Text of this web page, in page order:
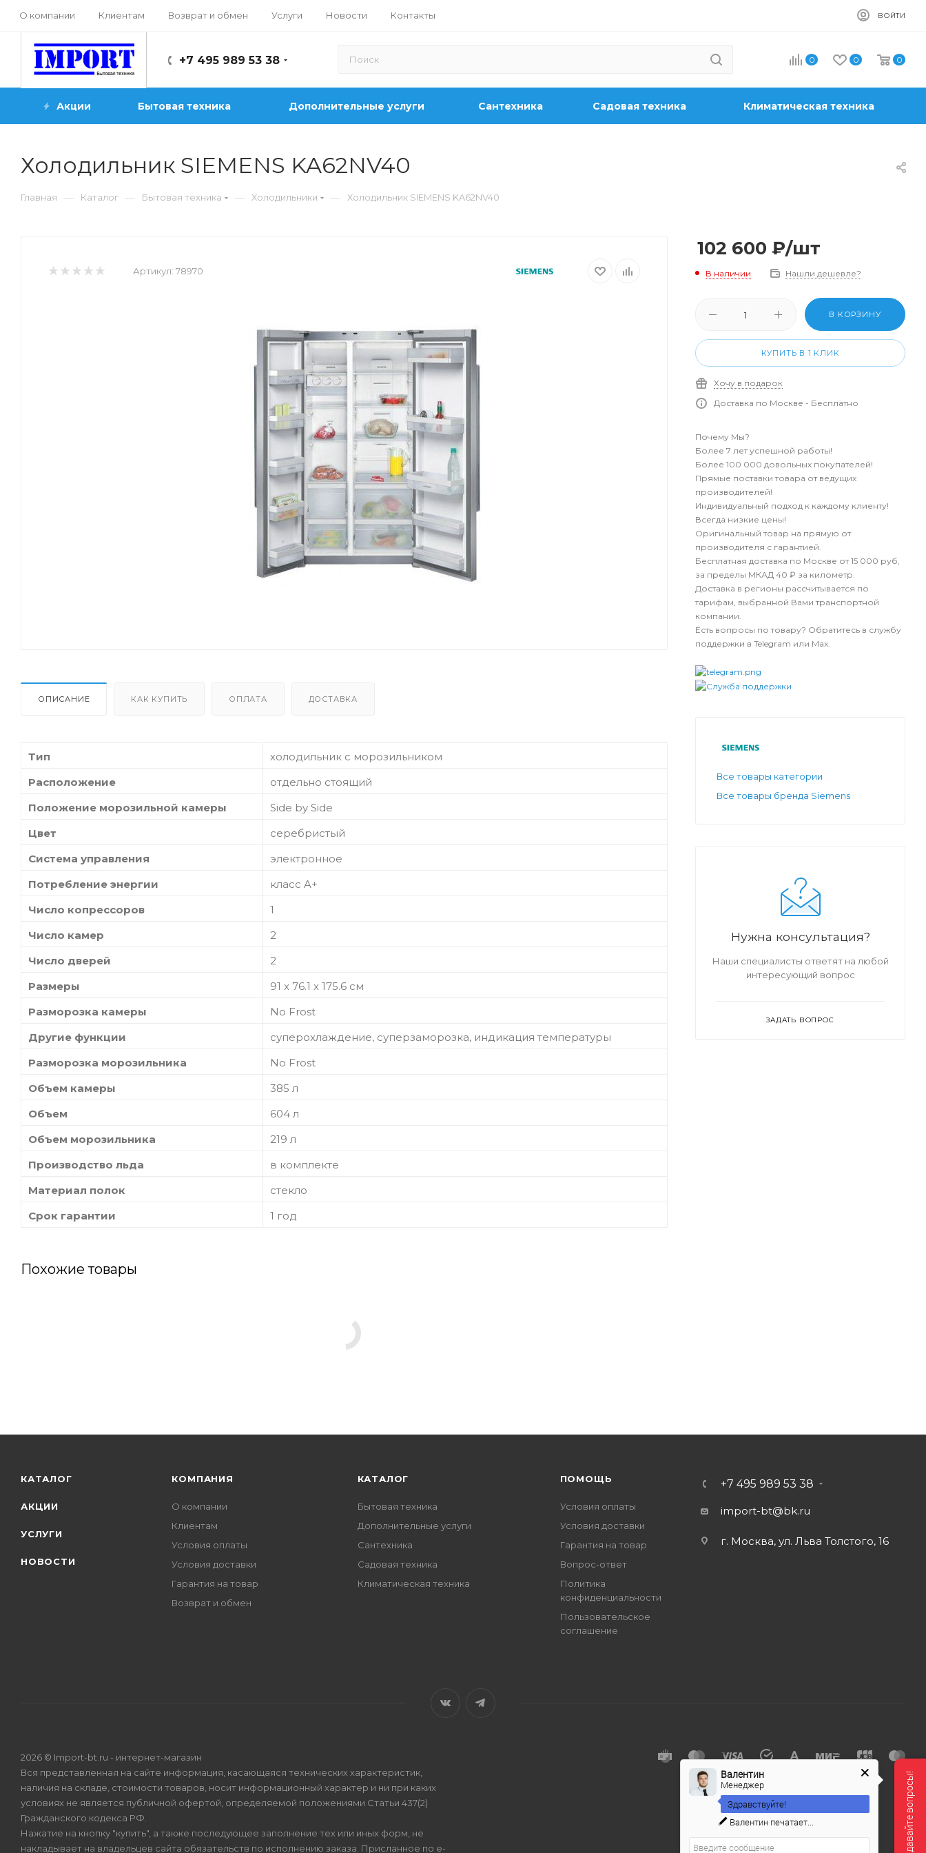
О компании Клиентам Возврат и обмен Услуги Новости Контакты ВОЙТИ
+7 495 989 53 38 0 0 0
Акции Бытовая техника Дополнительные услуги Сантехника Садовая техника Климатическая техника
Холодильник SIEMENS KA62NV40
Главная — Каталог — Бытовая техника — Холодильники — Холодильник SIEMENS KA62NV40
Артикул: 78970
ОПИСАНИЕ КАК КУПИТЬ ОПЛАТА ДОСТАВКА
Тип
холодильник с морозильником
Расположение
отдельно стоящий
Положение морозильной камеры
Side by Side
Цвет
серебристый
Система управления
электронное
Потребление энергии
класс A+
Число копрессоров
1
Число камер
2
Число дверей
2
Размеры
91 x 76.1 x 175.6 см
Разморозка камеры
No Frost
Другие функции
суперохлаждение, суперзаморозка, индикация температуры
Разморозка морозильника
No Frost
Объем камеры
385 л
Объем
604 л
Объем морозильника
219 л
Производство льда
в комплекте
Материал полок
стекло
Срок гарантии
1 год
Похожие товары
102 600 ₽/шт
В наличии Нашли дешевле?
В КОРЗИНУ
КУПИТЬ В 1 КЛИК
Хочу в подарок
Доставка по Москве - Бесплатно
Почему Мы?
Более 7 лет успешной работы!
Более 100 000 довольных покупателей!
Прямые поставки товара от ведущих
производителей!
Индивидуальный подход к каждому клиенту!
Всегда низкие цены!
Оригинальный товар на прямую от
производителя с гарантией.
Бесплатная доставка по Москве от 15 000 руб,
за пределы МКАД 40 ₽ за километр.
Доставка в регионы рассчитывается по
тарифам, выбранной Вами транспортной
компании.
Есть вопросы по товару? Обратитесь в службу
поддержки в Telegram или Max.
Все товары категории
Все товары бренда Siemens
Нужна консультация?
Наши специалисты ответят на любой
интересующий вопрос
ЗАДАТЬ ВОПРОС
КАТАЛОГ
АКЦИИ
УСЛУГИ
НОВОСТИ
КОМПАНИЯ
О компании
Клиентам
Условия оплаты
Условия доставки
Гарантия на товар
Возврат и обмен
КАТАЛОГ
Бытовая техника
Дополнительные услуги
Сантехника
Садовая техника
Климатическая техника
ПОМОЩЬ
Условия оплаты
Условия доставки
Гарантия на товар
Вопрос-ответ
Политика
конфиденциальности
Пользовательское
соглашение
+7 495 989 53 38
import-bt@bk.ru
г. Москва, ул. Льва Толстого, 16
2026 © Import-bt.ru - интернет-магазин
Вся представленная на сайте информация, касающаяся технических характеристик,
наличия на складе, стоимости товаров, носит информационный характер и ни при каких
условиях не является публичной офертой, определяемой положениями Статьи 437(2)
Гражданского кодекса РФ.
Нажатие на кнопку "купить", а также последующее заполнение тех или иных форм, не
накладывает на владельцев сайта обязательств по исполнению заказа. Присланное по e-
Валентин
Менеджер
Здравствуйте!
Валентин печатает...